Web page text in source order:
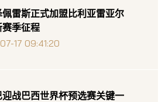
佩雷斯正式加盟比利亚雷亚尔
季征程
17 09:41:20
迎战巴西世界杯预选赛关键一